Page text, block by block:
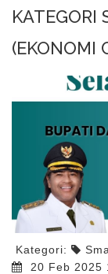
KATEGORI
(EKONOMI
Kategori:
20 Feb 2025